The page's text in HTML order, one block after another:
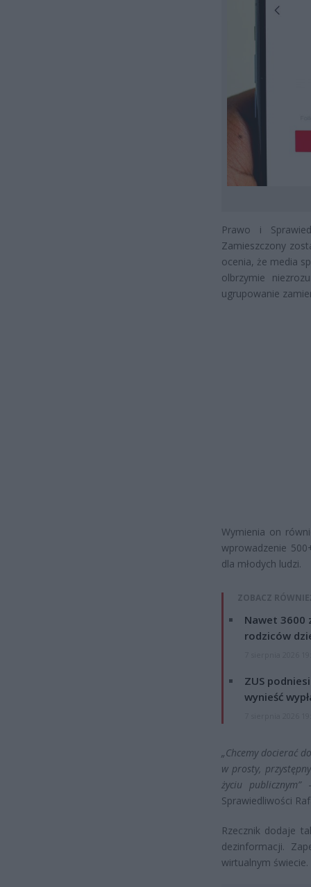
Prawo i
Zamieszczony
ocenia, że media
olbrzymie
ugrupowanie
Wymienia on
wprowadzenie
dla młodych ludzi.
ZOBACZ
Nawet 3600
rodziców
ZUS
wynieść
„Chcemy docierać
w prosty,
życiu publicznym”–
Sprawiedliwości
Rzecznik dodaje
dezinformacji.
wirtualnym świecie.